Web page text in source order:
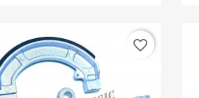
favorite_border